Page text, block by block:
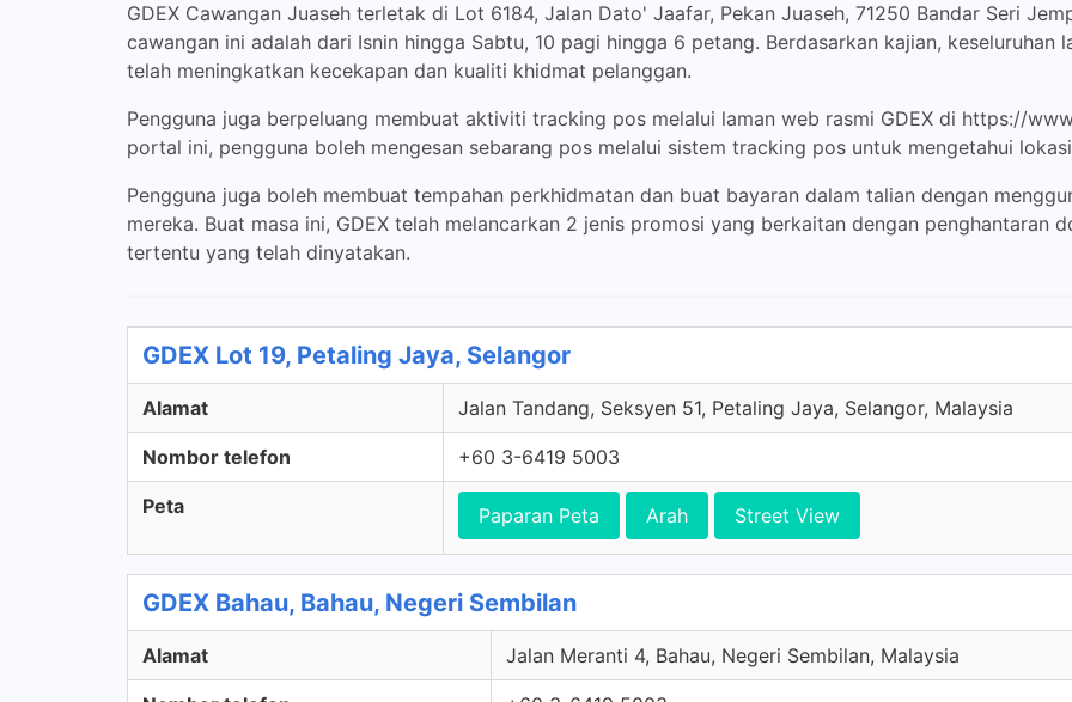
GDEX Cawangan Juaseh terletak di Lot 6184, Jalan Dato' Jaafar, Pekan Juaseh, 71250 Bandar Seri
cawangan ini adalah dari Isnin hingga Sabtu, 10 pagi hingga 6 petang. Berdasarkan kajian, keseluruhan
telah meningkatkan kecekapan dan kualiti khidmat pelanggan.
Pengguna juga berpeluang membuat aktiviti tracking pos melalui laman web rasmi GDEX di https://
portal ini, pengguna boleh mengesan sebarang pos melalui sistem tracking pos untuk mengetahui
Pengguna juga boleh membuat tempahan perkhidmatan dan buat bayaran dalam talian dengan
mereka. Buat masa ini, GDEX telah melancarkan 2 jenis promosi yang berkaitan dengan
tertentu yang telah dinyatakan.
GDEX Lot 19, Petaling Jaya, Selangor
Alamat Jalan Tandang, Seksyen 51, Petaling Jaya, Selangor, Malaysia
Nombor telefon +60 3-6419 5003
Peta Paparan Peta Arah Street View
GDEX Bahau, Bahau, Negeri Sembilan
Alamat Jalan Meranti 4, Bahau, Negeri Sembilan, Malaysia